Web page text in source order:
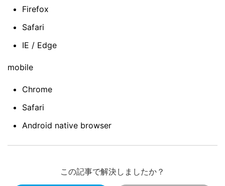
Firefox
Safari
IE / Edge
mobile
Chrome
Safari
Android native browser
この記事で解決しましたか？